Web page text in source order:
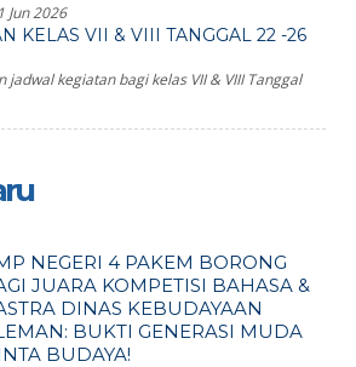
Jun 2026
KELAS VII & VIII TANGGAL 22 -26
jadwal kegiatan bagi kelas VII & VIII Tanggal
NEGERI 4 PAKEM BORONG
JUARA KOMPETISI BAHASA &
DINAS KEBUDAYAAN
BUKTI GENERASI MUDA
BUDAYA!